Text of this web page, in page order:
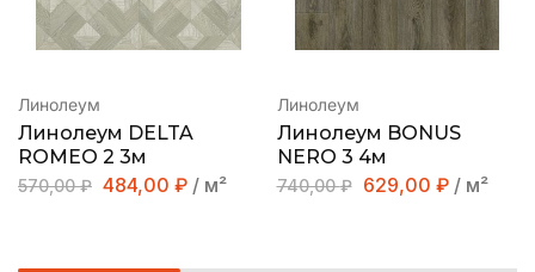
Линолеум
Линолеум DELTA
ROMEO 2 3м
570,00₽ 484,00 ₽ / м²
Линолеум
Линолеум BONUS
NERO 3 4м
740,00₽ 629,00 ₽ / м²